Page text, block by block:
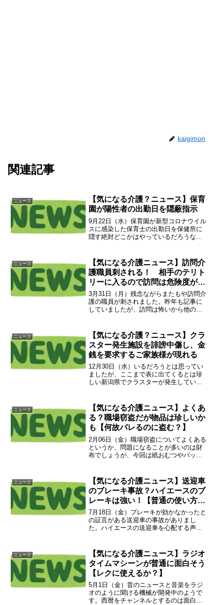
kaigimon
関連記事
ニュース
【気になる介護？ニュース】保育
園が陽性者の出勤日を隠蔽指示
9月22日（水）保育園が新型コロナウイル
スに感染した保育士の出勤日を保健所に
隠す絶対どこかはやっているだろうなと
が難しいことがほとんどです。つまり、
感染しやすく、感染を...
ニュース
【気になる介護ニュース】訪問介
護職員刺される！ 相手のテリト
リーに入るので訪問は危険度が他
より高め【でも、介護職員は皆危
険】
3月31日（月）残念ながらまたもや訪問介
護の職員が刺されました。昨年も記事に
していましたが、訪問は怖いから他の通
リーに踏み込む訪問が一番危険度が高い
でしょう。※↓昨年の...
ニュース
【気になる介護？ニュース】クラ
スター発生施設を誹謗中傷し、金
銭を要求するご家族様が現れる
12月30日（水）いるだろうとは思ってい
ましたが、ここまで表に出てくるとは珍
しい新潟県でクラスターが発生している
苗場福祉会 健康倶楽部十日町（）
2021.12.30「当...
ニュース
【気になる介護ニュース】よくあ
る？職場窃盗だが物品は珍しいか
も【何故バレるのに盗む？】
2月06日（金）職場窃盗についてよくある
というか、問題になることが多いのは財
布でしょうが、今回は紙おむつやパッド
つやパッドは山のようにあります。ただ
し、その分消費量も半...
ニュース
【気になる介護ニュース】送迎車
のブレーキ事故？ハイエースのブ
レーキは強い！【普通の使い方よ
りマシ？】
7月18日（金）ブレーキが効かなかったと
の証言がある送迎車の事故がありまし
た。ハイエースの送迎車を心配する声も
ミニバンや軽自動車は駆動系に異常が出
やすいけれど、ハイエー...
ニュース
【気になる介護ニュース】ラジオ
タイムマシーンが普通に面白そう
【レクに使えるか？】
5月1日（金）昔のニュースと音楽をラジ
オのように聞ける機械が開発中のようで
す。西暦をチャンネルとするのは面白い